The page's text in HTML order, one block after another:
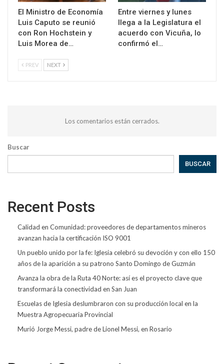
El Ministro de Economía
Luis Caputo se reunió
con Ron Hochstein y
Luis Morea de…
Entre viernes y lunes
llega a la Legislatura el
acuerdo con Vicuña, lo
confirmó el…
PREV NEXT
Los comentarios están cerrados.
Buscar
BUSCAR
Recent Posts
Calidad en Comunidad: proveedores de departamentos mineros
avanzan hacia la certificación ISO 9001
Un pueblo unido por la fe: Iglesia celebró su devoción y con ello 150
años de la aparición a su patrono Santo Domingo de Guzmán
Avanza la obra de la Ruta 40 Norte: así es el proyecto clave que
transformará la conectividad en San Juan
Escuelas de Iglesia deslumbraron con su producción local en la
Muestra Agropecuaria Provincial
Murió Jorge Messi, padre de Lionel Messi, en Rosario